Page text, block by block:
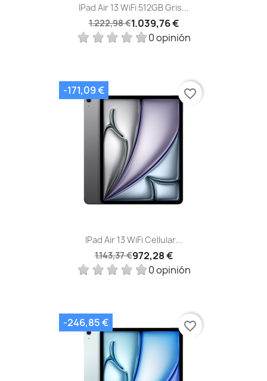
IPad Air 13 WiFi 512GB Gris...
1.222,98 €1.039,76 €
0 opinión
IPad Air 13 WiFi Cellular...
1.143,37 €972,28 €
0 opinión
-171,09 € favorite_border
-246,85 € favorite_border